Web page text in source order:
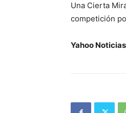
Una Cierta
competición
Yahoo